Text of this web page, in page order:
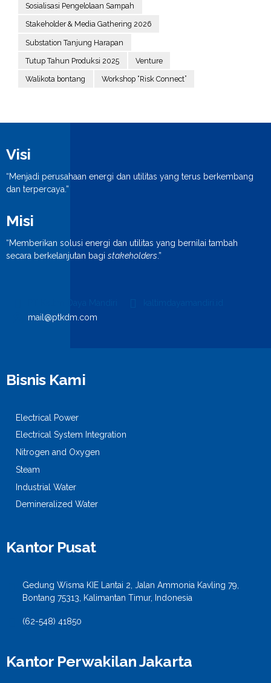
Sosialisasi Pengelolaan Sampah
Stakeholder & Media Gathering 2026
Substation Tanjung Harapan
Tutup Tahun Produksi 2025 Venture
Walikota bontang Workshop “Risk Connect”
Visi
“Menjadi perusahaan energi dan utilitas yang terus berkembang
dan terpercaya.”
Misi
“Memberikan solusi energi dan utilitas yang bernilai tambah
secara berkelanjutan bagi stakeholders .”
mail@ptkdm.com
Bisnis Kami
Electrical Power
Electrical System Integration
Nitrogen and Oxygen
Steam
Industrial Water
Demineralized Water
Kantor Pusat
Gedung Wisma KIE Lantai 2, Jalan Ammonia Kavling 79,
Bontang 75313, Kalimantan Timur, Indonesia
(62-548) 41850
Kantor Perwakilan Jakarta